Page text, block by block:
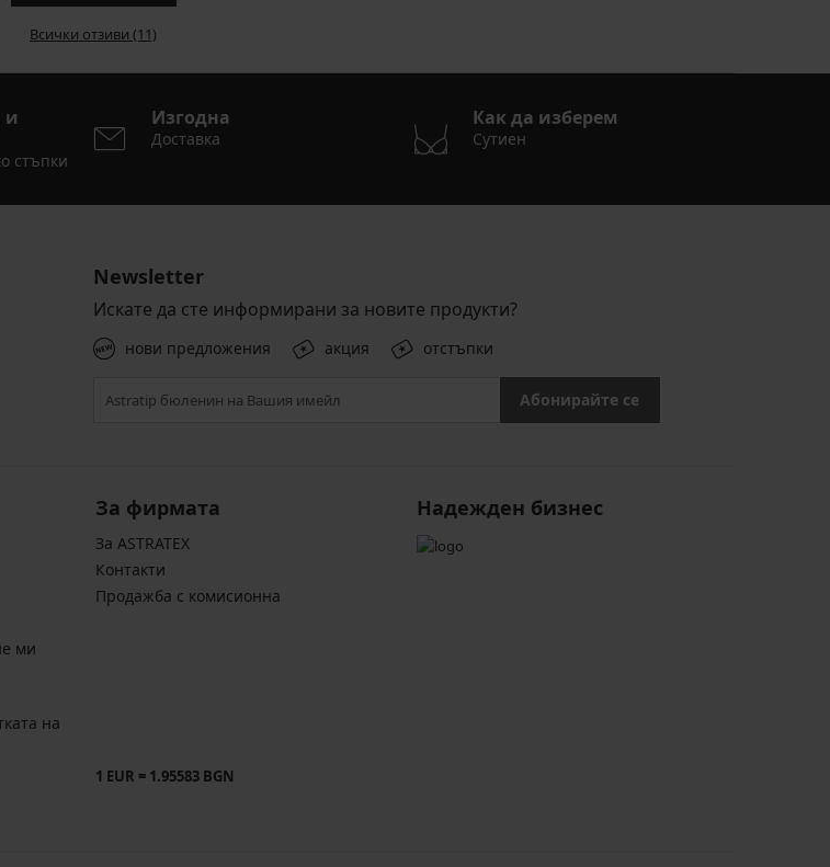
Всички отзиви (11)
и
стъпки
Изгодна
Доставка
Как да изберем
Сутиен
Newsletter
Искате да сте информирани за новите продукти?
нови предложения акция отстъпки
Абонирайте се
ми
на
За фирмата
За ASTRATEX
Контакти
Продажба с комисионна
1 EUR = 1.95583 BGN
Надежден бизнес